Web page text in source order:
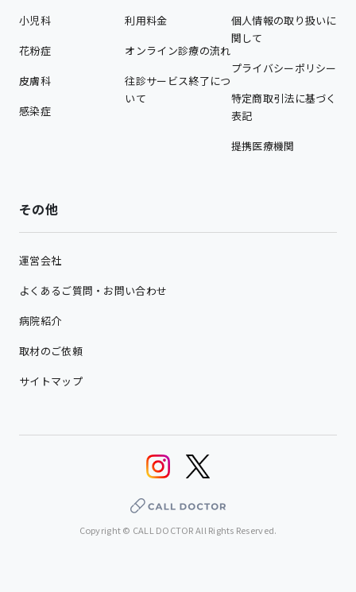
小児科
花粉症
皮膚科
感染症
利用料金
オンライン診療の流れ
往診サービス終了につ
いて
個人情報の取り扱いに
関して
プライバシーポリシー
特定商取引法に基づく
表記
提携医療機関
その他
運営会社
よくあるご質問・お問い合わせ
病院紹介
取材のご依頼
サイトマップ
Copyright © CALL DOCTOR All Rights Reserved.